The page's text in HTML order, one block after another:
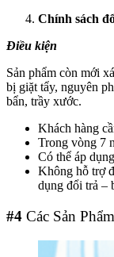
Chính sách
Điều kiện
Sản phẩm còn mới
bị giặt tẩy, nguyên
bẩn, trầy xước.
Khách hàng
Trong vòng 7
Có thể áp
Không hỗ trợ
dụng đổi trả –
#4 Các Sản